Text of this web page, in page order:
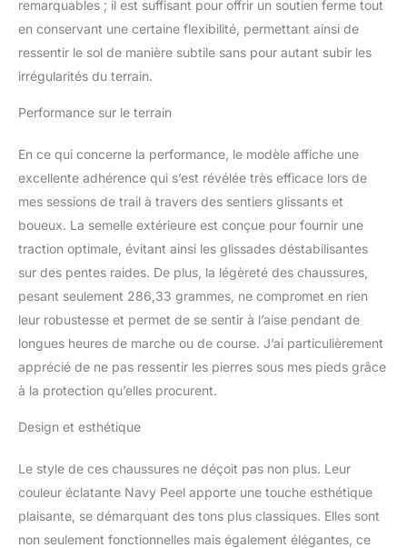
remarquables ; il est suffisant pour offrir un soutien ferme tout
en conservant une certaine flexibilité, permettant ainsi de
ressentir le sol de manière subtile sans pour autant subir les
irrégularités du terrain.
Performance sur le terrain
En ce qui concerne la performance, le modèle affiche une
excellente adhérence qui s’est révélée très efficace lors de
mes sessions de trail à travers des sentiers glissants et
boueux. La semelle extérieure est conçue pour fournir une
traction optimale, évitant ainsi les glissades déstabilisantes
sur des pentes raides. De plus, la légèreté des chaussures,
pesant seulement 286,33 grammes, ne compromet en rien
leur robustesse et permet de se sentir à l’aise pendant de
longues heures de marche ou de course. J’ai particulièrement
apprécié de ne pas ressentir les pierres sous mes pieds grâce
à la protection qu’elles procurent.
Design et esthétique
Le style de ces chaussures ne déçoit pas non plus. Leur
couleur éclatante Navy Peel apporte une touche esthétique
plaisante, se démarquant des tons plus classiques. Elles sont
non seulement fonctionnelles mais également élégantes, ce